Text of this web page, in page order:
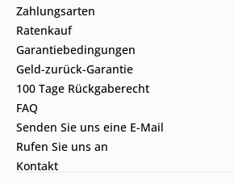
Zahlungsarten
Ratenkauf
Garantiebedingungen
Geld-zurück-Garantie
100 Tage Rückgaberecht
FAQ
Senden Sie uns eine E-Mail
Rufen Sie uns an
Kontakt